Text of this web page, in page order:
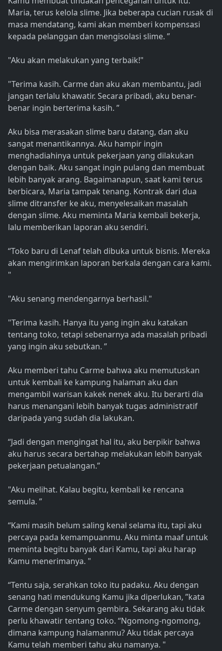
Maria, terus kelola slime. Jika beberapa cucian rusak di
masa mendatang, kami akan memberi kompensasi
kepada pelanggan dan mengisolasi slime. ”
"Aku akan melakukan yang terbaik!"
"Terima kasih. Carme dan aku akan membantu, jadi
jangan terlalu khawatir. Secara pribadi, aku benar-
benar ingin berterima kasih. ”
Aku bisa merasakan slime baru datang, dan aku
sangat menantikannya. Aku hampir ingin
menghadiahinya untuk pekerjaan yang dilakukan
dengan baik. Aku sangat ingin pulang dan membuat
lebih banyak arang. Bagaimanapun, saat kami terus
berbicara, Maria tampak tenang. Kontrak dari dua
slime ditransfer ke aku, menyelesaikan masalah
dengan slime. Aku meminta Maria kembali bekerja,
lalu memberikan laporan aku sendiri.
“Toko baru di Lenaf telah dibuka untuk bisnis. Mereka
akan mengirimkan laporan berkala dengan cara kami.
"
"Aku senang mendengarnya berhasil."
"Terima kasih. Hanya itu yang ingin aku katakan
tentang toko, tetapi sebenarnya ada masalah pribadi
yang ingin aku sebutkan. ”
Aku memberi tahu Carme bahwa aku memutuskan
untuk kembali ke kampung halaman aku dan
mengambil warisan kakek nenek aku. Itu berarti dia
harus menangani lebih banyak tugas administratif
daripada yang sudah dia lakukan.
“Jadi dengan mengingat hal itu, aku berpikir bahwa
aku harus secara bertahap melakukan lebih banyak
pekerjaan petualangan.”
"Aku melihat. Kalau begitu, kembali ke rencana
semula. ”
“Kami masih belum saling kenal selama itu, tapi aku
percaya pada kemampuanmu. Aku minta maaf untuk
meminta begitu banyak dari Kamu, tapi aku harap
Kamu menerimanya. "
“Tentu saja, serahkan toko itu padaku. Aku dengan
senang hati mendukung Kamu jika diperlukan, ”kata
Carme dengan senyum gembira. Sekarang aku tidak
perlu khawatir tentang toko. “Ngomong-ngomong,
dimana kampung halamanmu? Aku tidak percaya
Kamu telah memberi tahu aku namanya. "